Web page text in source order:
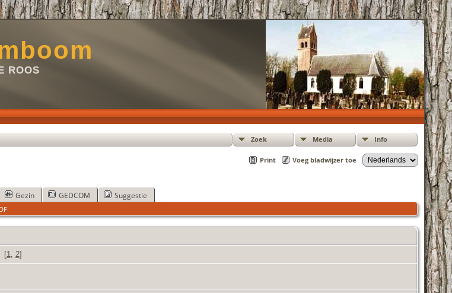
ROOS
Zoek Media Info
Print Voeg bladwijzer toe
Gezin GEDCOM Suggestie
1 2]